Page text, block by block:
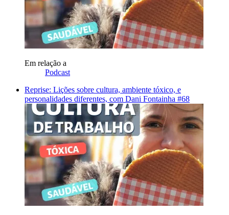
Em relação a
Podcast
Reprise: Lições sobre cultura, ambiente tóxico, e
personalidades diferentes, com Dani Fontainha #68